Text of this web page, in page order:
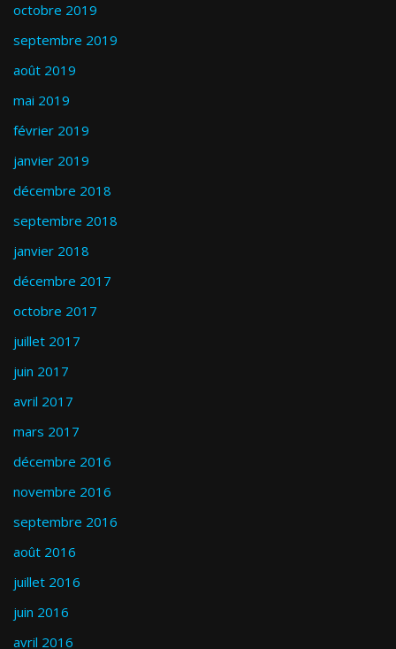
octobre 2019
septembre 2019
août 2019
mai 2019
février 2019
janvier 2019
décembre 2018
septembre 2018
janvier 2018
décembre 2017
octobre 2017
juillet 2017
juin 2017
avril 2017
mars 2017
décembre 2016
novembre 2016
septembre 2016
août 2016
juillet 2016
juin 2016
avril 2016